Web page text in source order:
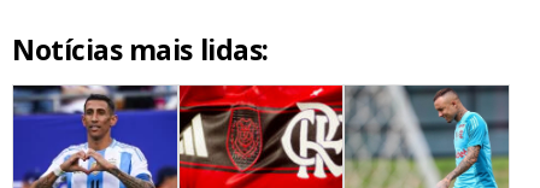
Notícias mais lidas: